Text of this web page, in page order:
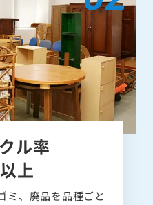
ル率
上
ミ、廃品を品種ごと